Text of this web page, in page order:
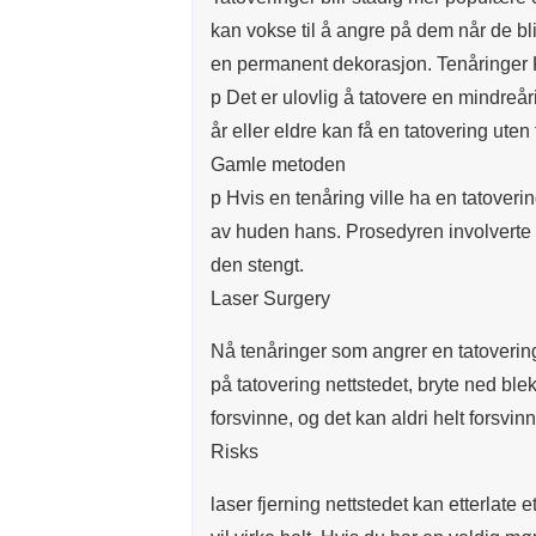
kan vokse til å angre på dem når de
en permanent dekorasjon. Tenåringer
p Det er ulovlig å tatovere en
år eller eldre kan få en tatovering
Gamle metoden
p Hvis en tenåring ville ha en
av huden hans. Prosedyren
den stengt.
Laser Surgery
Nå tenåringer som angrer en
på tatovering nettstedet, bryte ned
forsvinne, og det kan aldri helt
Risks
laser fjerning nettstedet kan etterlate